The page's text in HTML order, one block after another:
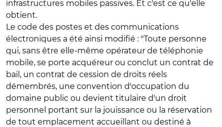
infrastructures mobiles passives. Et c'est ce qu'elle
obtient.
Le code des postes et des communications
électroniques a été ainsi modifié : "Toute personne
qui, sans être elle-même opérateur de téléphonie
mobile, se porte acquéreur ou conclut un contrat de
bail, un contrat de cession de droits réels
démembrés, une convention d'occupation du
domaine public ou devient titulaire d'un droit
personnel portant sur la jouissance ou la réservation
de tout emplacement accueillant ou destiné à